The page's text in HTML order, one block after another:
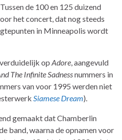
de 100 en 125 duizend
het concert, dat nog steeds
in Minneapolis wordt
op Adore , aangevuld
The Infinite Sadnessnummers in
van voor 1995 werden niet
Siamese Dream).
gemaakt dat Chamberlin
band, waarna de opnamen voor